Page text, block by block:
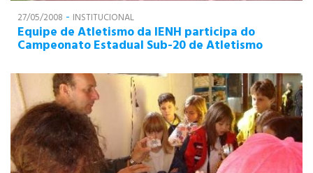
27/05/2008 - INSTITUCIONAL
Equipe de Atletismo da IENH participa do
Campeonato Estadual Sub-20 de Atletismo